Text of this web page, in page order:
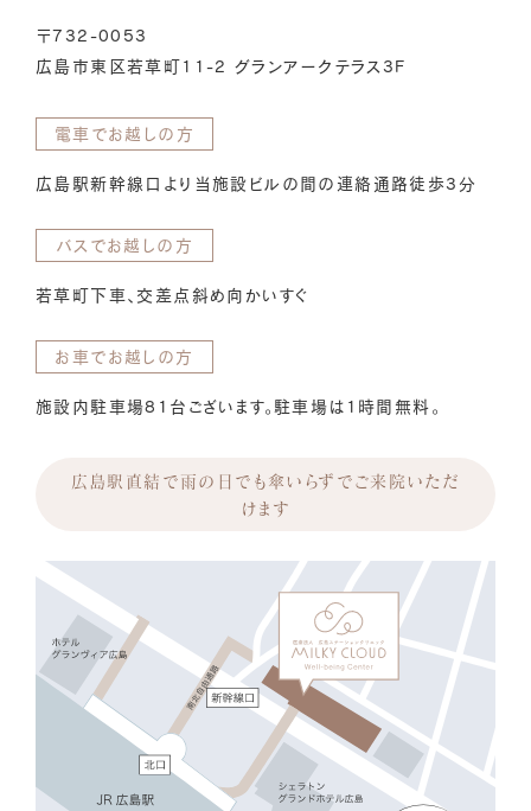
〒732-0053
広島市東区若草町11-2 グランアークテラス3F
電車でお越しの方
広島駅新幹線口より当施設ビルの間の連絡通路徒歩3分
バスでお越しの方
若草町下車、交差点斜め向かいすぐ
お車でお越しの方
施設内駐車場81台ございます。駐車場は1時間無料。
広島駅直結で雨の日でも傘いらずでご来院いただ
けます